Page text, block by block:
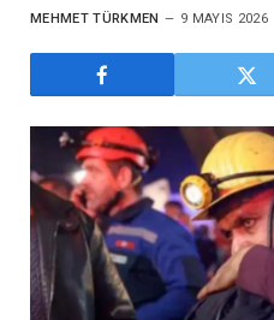
MEHMET TÜRKMEN 9 MAYIS 2026